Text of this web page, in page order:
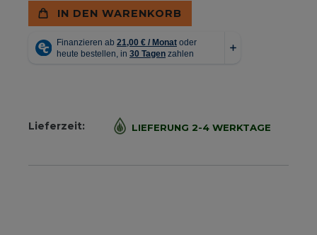
IN DEN WARENKORB
Lieferzeit: LIEFERUNG 2-4 WERKTAGE